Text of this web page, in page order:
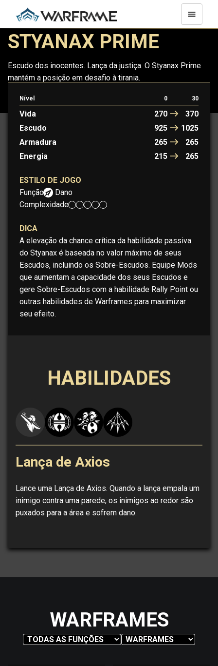
STYANAX PRIME
Escudo dos inocentes. Lança da justiça. O Styanax Prime
mantém a posição em desafio à tirania.
STYANAX PRIME
Nível 0 30
Vida 270
370
Escudo
925
1025
Armadura
265
265
Energia
215 265
ESTILO DE JOGO
Função:
Dano
Complexidade:
DICA
A elevação da chance crítica da habilidade passiva
do Styanax é baseada no valor máximo de seus
Escudos, incluindo os Sobre-Escudos. Equipe Mods
que aumentam a capacidade dos seus Escudos e
gere Sobre-Escudos com a habilidade Rally Point ou
outras habilidades de Warframes para maximizar
seu efeito.
HABILIDADES
Lança de Axios
Lance uma Lança de Axios. Quando a lança empala um
inimigo contra uma parede, os inimigos ao redor são
puxados para a área e sofrem dano.
WARFRAMES